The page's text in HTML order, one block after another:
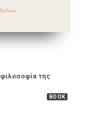
της
BOOK